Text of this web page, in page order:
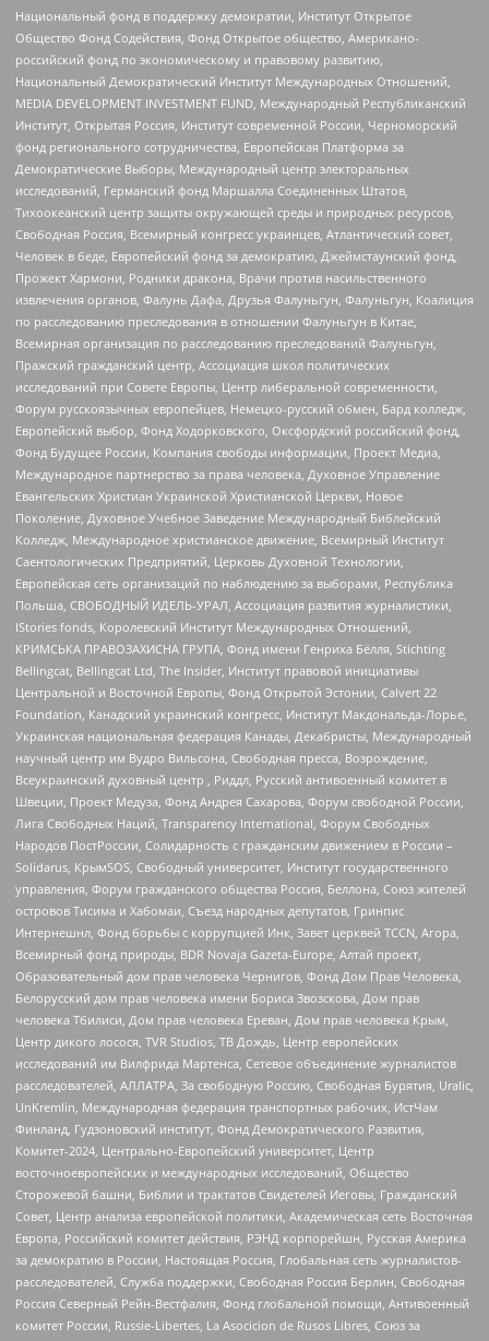
Национальный фонд в поддержку демократии, Институт Открытое
Общество Фонд Содействия, Фонд Открытое общество, Американо-
российский фонд по экономическому и правовому развитию,
Национальный Демократический Институт Международных Отношений,
MEDIA DEVELOPMENT INVESTMENT FUND, Международный Республиканский
Институт, Открытая Россия, Институт современной России, Черноморский
фонд регионального сотрудничества, Европейская Платформа за
Демократические Выборы, Международный центр электоральных
исследований, Германский фонд Маршалла Соединенных Штатов,
Тихоокеанский центр защиты окружающей среды и природных ресурсов,
Свободная Россия, Всемирный конгресс украинцев, Атлантический совет,
Человек в беде, Европейский фонд за демократию, Джеймстаунский фонд,
Прожект Хармони, Родники дракона, Врачи против насильственного
извлечения органов, Фалунь Дафа, Друзья Фалуньгун, Фалуньгун, Коалиция
по расследованию преследования в отношении Фалуньгун в Китае,
Всемирная организация по расследованию преследований Фалуньгун,
Пражский гражданский центр, Ассоциация школ политических
исследований при Совете Европы, Центр либеральной современности,
Форум русскоязычных европейцев, Немецко-русский обмен, Бард колледж,
Европейский выбор, Фонд Ходорковского, Оксфордский российский фонд,
Фонд Будущее России, Компания свободы информации, Проект Медиа,
Международное партнерство за права человека, Духовное Управление
Евангельских Христиан Украинской Христианской Церкви, Новое
Поколение, Духовное Учебное Заведение Международный Библейский
Колледж, Международное христианское движение, Всемирный Институт
Саентологических Предприятий, Церковь Духовной Технологии,
Европейская сеть организаций по наблюдению за выборами, Республика
Польша, СВОБОДНЫЙ ИДЕЛЬ-УРАЛ, Ассоциация развития журналистики,
IStories fonds, Королевский Институт Международных Отношений,
КРИМСЬКА ПРАВОЗАХИСНА ГРУПА, Фонд имени Генриха Бёлля, Stichting
Bellingcat, Bellingcat Ltd, The Insider, Институт правовой инициативы
Центральной и Восточной Европы, Фонд Открытой Эстонии, Calvert 22
Foundation, Канадский украинский конгресс, Институт Макдональда-Лорье,
Украинская национальная федерация Канады, Декабристы, Международный
научный центр им Вудро Вильсона, Свободная пресса, Возрождение,
Всеукраинский духовный центр , Риддл, Русский антивоенный комитет в
Швеции, Проект Медуза, Фонд Андрея Сахарова, Форум свободной России,
Лига Свободных Наций, Transparеncy International, Форум Свободных
Народов ПостРоссии, Солидарность с гражданским движением в России –
Solidarus, КрымSOS, Свободный университет, Институт государственного
управления, Форум гражданского общества Россия, Беллона, Союз жителей
островов Тисима и Хабомаи, Съезд народных депутатов, Гринпис
Интернешнл, Фонд борьбы с коррупцией Инк, Завет церквей TCCN, Агора,
Всемирный фонд природы, BDR Novaja Gazeta-Europe, Алтай проект,
Образовательный дом прав человека Чернигов, Фонд Дом Прав Человека,
Белорусский дом прав человека имени Бориса Звозскова, Дом прав
человека Тбилиси, Дом прав человека Ереван, Дом прав человека Крым,
Центр дикого лосося, TVR Studios, ТВ Дождь, Центр европейских
исследований им Вилфрида Мартенса, Сетевое объединение журналистов
расследователей, АЛЛАТРА, За свободную Россию, Свободная Бурятия, Uralic,
UnKremlin, Международная федерация транспортных рабочих, ИстЧам
Финланд, Гудзоновский институт, Фонд Демократического Развития,
Комитет-2024, Центрально-Европейский университет, Центр
восточноевропейских и международных исследований, Общество
Сторожевой башни, Библии и трактатов Свидетелей Иеговы, Гражданский
Совет, Центр анализа европейской политики, Академическая сеть Восточная
Европа, Российский комитет действия, РЭНД корпорейшн, Русская Америка
за демократию в России, Настоящая Россия, Глобальная сеть журналистов-
расследователей, Служба поддержки, Свободная Россия Берлин, Свободная
Россия Северный Рейн-Вестфалия, Фонд глобальной помощи, Антивоенный
комитет России, Russie-Libertes, La Asocicion de Rusos Libres, Союз за